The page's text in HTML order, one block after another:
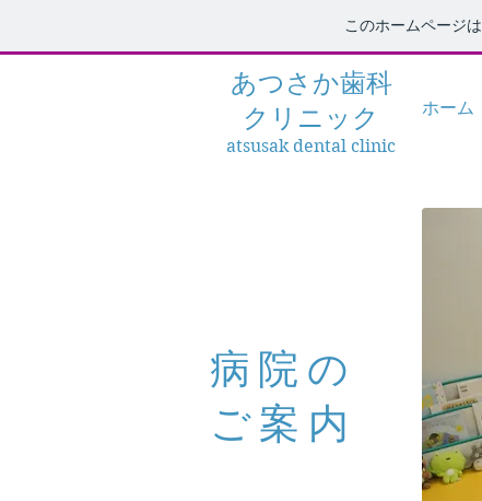
このホームページは
あつさか歯科
クリニック
atsusak dental clinic
ホーム
病院の
ご案内